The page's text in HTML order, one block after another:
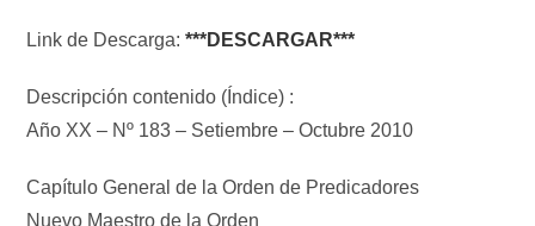
Link de Descarga:***DESCARGAR***
Descripción contenido (Índice) :
Año XX – Nº 183 – Setiembre – Octubre 2010
Capítulo General de la Orden de Predicadores
Nuevo Maestro de la Orden